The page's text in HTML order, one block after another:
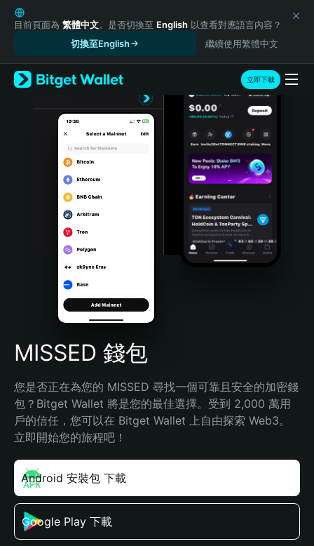
English
日本語
Русский
Español (Latinoamérica)
Türkçe
Português (Portugal)
Bahasa Indonesia
Português (Brasil)
Español (Argentina)
目前頁面為 繁體中文。是否切換至 English 以查看對應語言內容？
切換至English
繼續使用繁體中文
立即下載
MISSED 錢包
您是否正在為您的 MISSED 尋找一個可靠且安全的加密錢
包？Bitget Wallet 將是您的最佳選擇。受到 2,000 萬用
戶的信任，您可以在 Bitget Wallet 上自由探索 Web3。
立即開始您的旅程吧！
Android 安裝包 下載
Google Play 下載